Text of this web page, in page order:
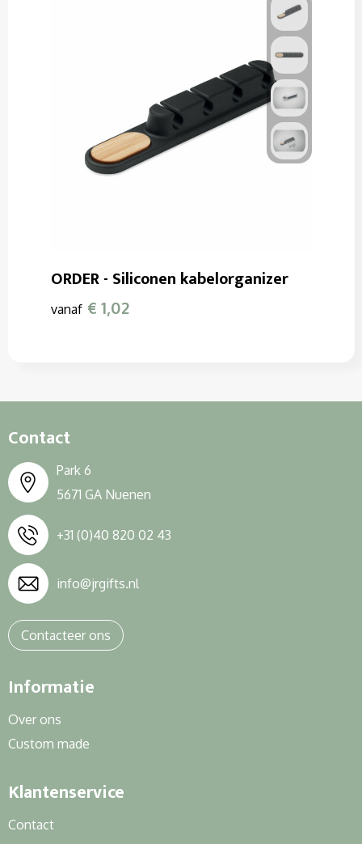
ORDER - Siliconen kabelorganizer
vanaf € 1,02
Contact
Park 6
5671 GA Nuenen
+31 (0)40 820 02 43
info@jrgifts.nl
Contacteer ons
Informatie
Over ons
Custom made
Klantenservice
Contact